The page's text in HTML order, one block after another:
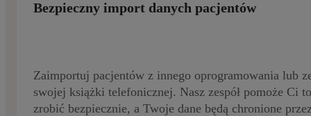
Bezpieczny import danych pacjentów
Zaimportuj pacjentów z innego oprogramowania lub
swojej książki telefonicznej. Nasz zespół pomoże Ci to
zrobić bezpiecznie, a Twoje dane będą chronione